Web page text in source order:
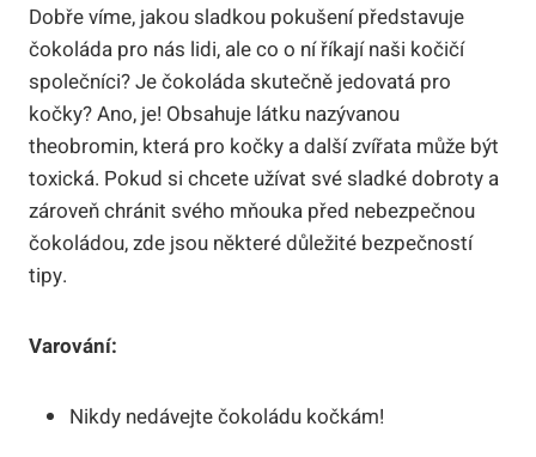
Dobře víme, jakou sladkou pokušení představuje
čokoláda pro nás lidi, ale co o ní říkají naši kočičí
společníci? Je čokoláda skutečně jedovatá pro
kočky? Ano, je! Obsahuje látku nazývanou
theobromin, která pro kočky a další zvířata může být
toxická. Pokud si chcete užívat své sladké dobroty a
zároveň chránit svého mňouka před nebezpečnou
čokoládou, zde jsou některé důležité bezpečností
tipy.
Varování:
Nikdy nedávejte čokoládu kočkám!